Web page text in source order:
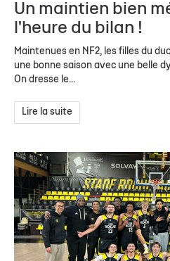
Un maintien bien
l'heure du bilan !
Maintenues en NF2, les filles du
une bonne saison avec une belle
On dresse le...
Lire la suite